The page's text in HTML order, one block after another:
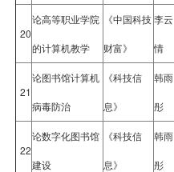
20
论高等职业学院
的计算机教学
《中国科技
财富》
李云
情
21
论图书馆计算机
病毒防治
《科技信
息》
韩雨
彤
22
论数字化图书馆
建设
《科技信
息》
韩雨
彤